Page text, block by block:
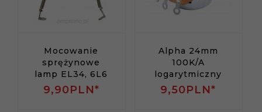
Mocowanie
sprężynowe
lamp EL34, 6L6
9,90PLN*
Alpha 24mm
100K/A
logarytmiczny
9,50PLN*